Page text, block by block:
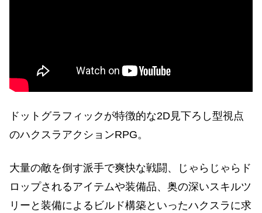
ドットグラフィックが特徴的な2D見下ろし型視点
のハクスラアクションRPG。
大量の敵を倒す派手で爽快な戦闘、じゃらじゃらド
ロップされるアイテムや装備品、奥の深いスキルツ
リーと装備によるビルド構築といったハクスラに求